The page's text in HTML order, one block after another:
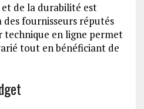
et de la durabilité est
des fournisseurs réputés
en ligne permet
tout en bénéficiant de